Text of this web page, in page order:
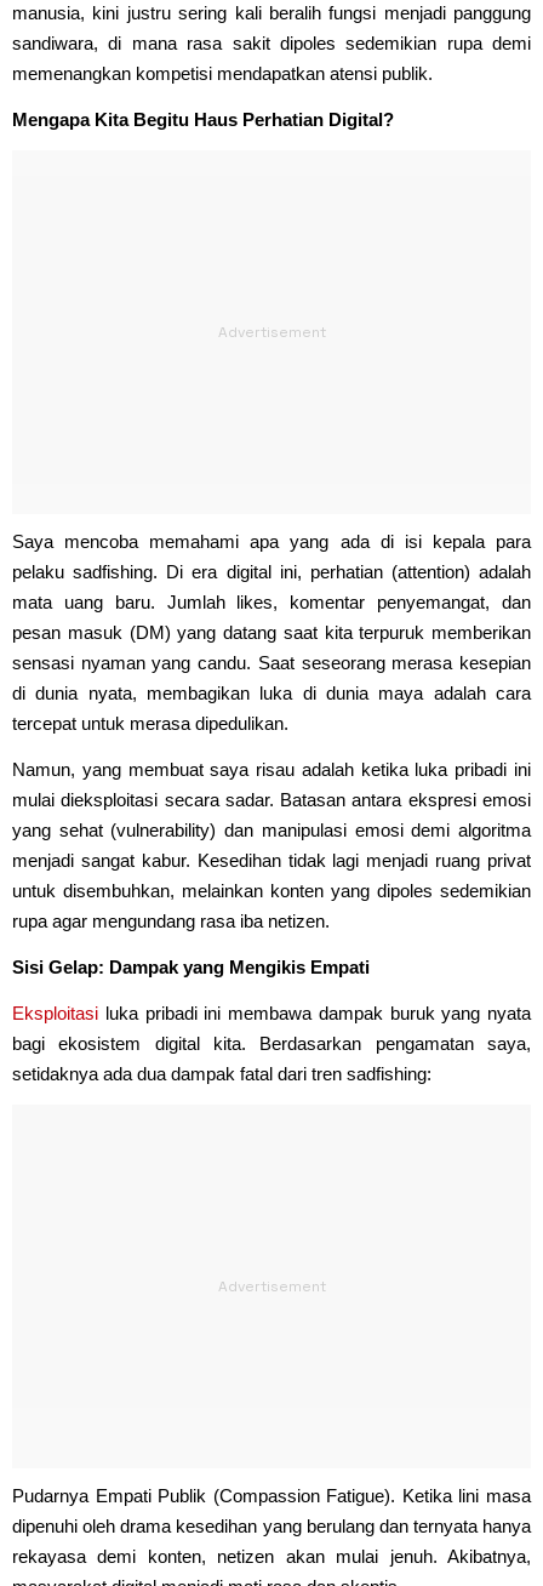
manusia, kini justru sering kali beralih fungsi menjadi panggung
sandiwara, di mana rasa sakit dipoles sedemikian rupa demi
memenangkan kompetisi mendapatkan atensi publik.
Mengapa Kita Begitu Haus Perhatian Digital?
Saya mencoba memahami apa yang ada di isi kepala para
pelaku sadfishing. Di era digital ini, perhatian (attention) adalah
mata uang baru. Jumlah likes, komentar penyemangat, dan
pesan masuk (DM) yang datang saat kita terpuruk memberikan
sensasi nyaman yang candu. Saat seseorang merasa kesepian
di dunia nyata, membagikan luka di dunia maya adalah cara
tercepat untuk merasa dipedulikan.
Namun, yang membuat saya risau adalah ketika luka pribadi ini
mulai dieksploitasi secara sadar. Batasan antara ekspresi emosi
yang sehat (vulnerability) dan manipulasi emosi demi algoritma
menjadi sangat kabur. Kesedihan tidak lagi menjadi ruang privat
untuk disembuhkan, melainkan konten yang dipoles sedemikian
rupa agar mengundang rasa iba netizen.
Sisi Gelap: Dampak yang Mengikis Empati
Eksploitasi luka pribadi ini membawa dampak buruk yang nyata
bagi ekosistem digital kita. Berdasarkan pengamatan saya,
setidaknya ada dua dampak fatal dari tren sadfishing:
Pudarnya Empati Publik (Compassion Fatigue). Ketika lini masa
dipenuhi oleh drama kesedihan yang berulang dan ternyata hanya
rekayasa demi konten, netizen akan mulai jenuh. Akibatnya,